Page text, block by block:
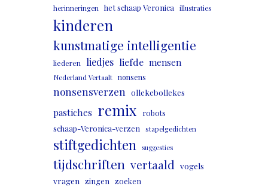
herinneringen het schaap Veronica illustraties
kinderen
kunstmatige intelligentie
liederen liedjes liefde mensen
Nederland Vertaalt nonsens
nonsensverzen ollekebollekes
pastiches remix
robots
schaap-Veronica-verzen stapelgedichten
stiftgedichten suggesties
tijdschriften vertaald vogels
vragen zingen zoeken